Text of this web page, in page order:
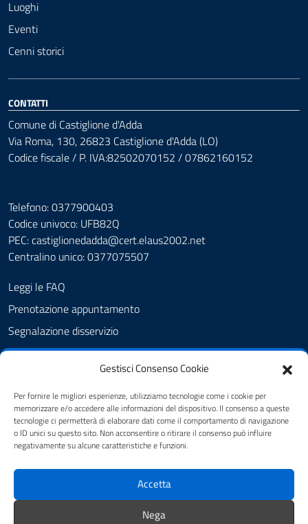
Gestisci Consenso Cookie
Per fornire le migliori esperienze, utilizziamo tecnologie come i cookie per
memorizzare e/o accedere alle informazioni del dispositivo. Il consenso a queste
tecnologie ci permetterà di elaborare dati come il comportamento di navigazione
o ID unici su questo sito. Non acconsentire o ritirare il consenso può influire
negativamente su alcune caratteristiche e funzioni.
Accetta
Nega
Luoghi
Eventi
Cenni storici
CONTATTI
Comune di Castiglione d'Adda
Via Roma, 130, 26823 Castiglione d'Adda (LO)
Codice fiscale / P. IVA:82502070152 / 07862160152
Telefono: 0377900403
Codice univoco: UFB82Q
PEC:castiglionedadda@cert.elaus2002.net
Centralino unico: 0377075507
Leggi le FAQ
Prenotazione appuntamento
Segnalazione disservizio
Amministrazione Trasparente
Cookie Policy
Informativa privacy
Dichiarazione di accessibilità
Feedback